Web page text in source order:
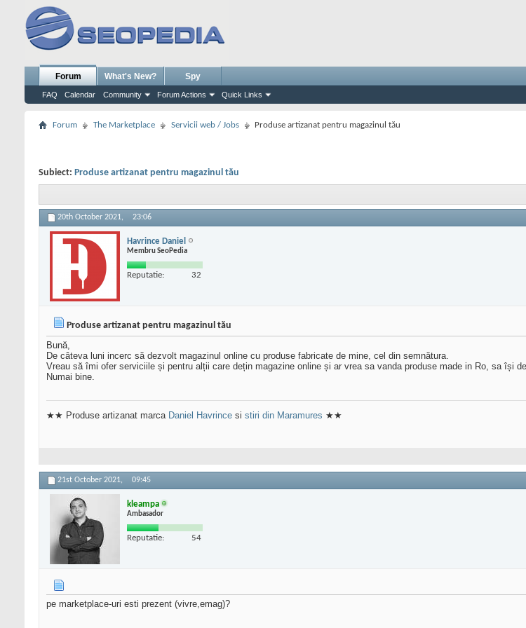
Forum
FAQ Calendar Community Forum Actions Quick Links
What's New? Spy
Forum The Marketplace Servicii web / Jobs Produse artizanat pentru magazinul tău
Subiect: Produse artizanat pentru magazinul tău
20th October 2021, 23:06
Havrince Daniel
Membru SeoPedia
Reputatie: 32
Produse artizanat pentru magazinul tău
Bună,
De câteva luni incerc să dezvolt magazinul online cu produse fabricate de mine, cel din semnătura.
Vreau să îmi ofer serviciile și pentru alții care dețin magazine online și ar vrea sa vanda produse made in Ro, sa își
Numai bine.
★★ Produse artizanat marca Daniel Havrince si stiri din Maramures ★★
21st October 2021, 09:45
kleampa
Ambasador
Reputatie: 54
pe marketplace-uri esti prezent (vivre,emag)?